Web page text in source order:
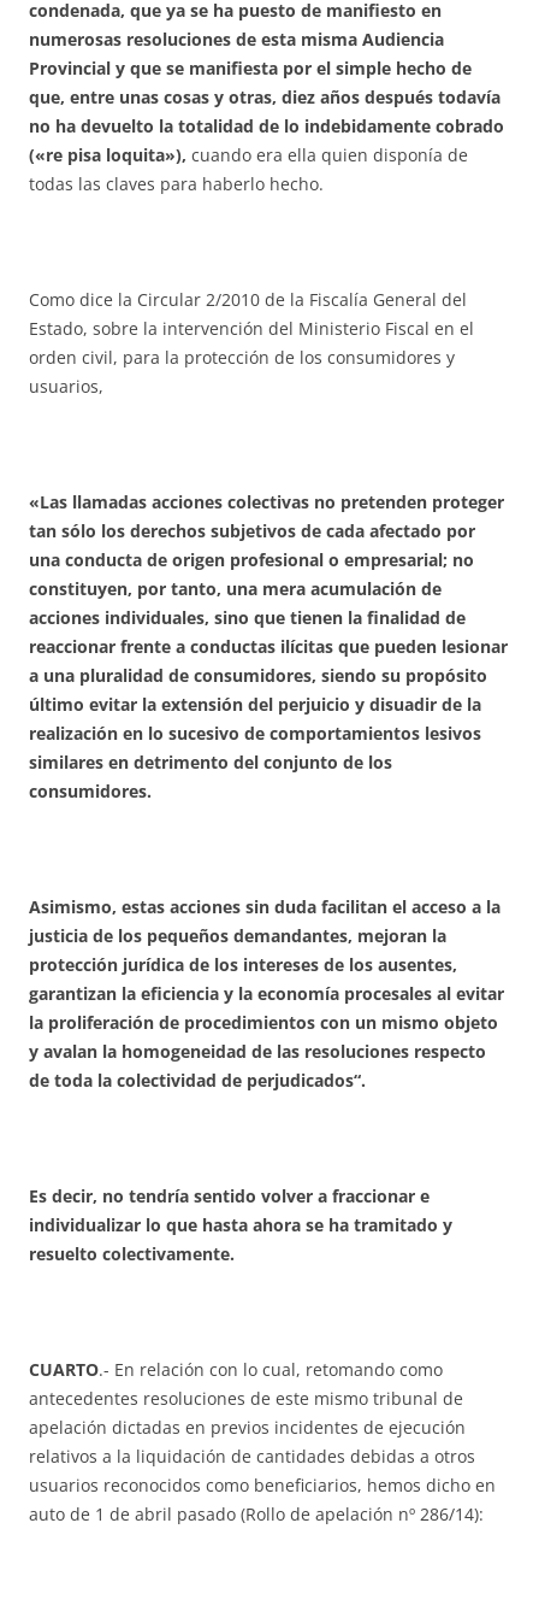
condenada, que ya se ha puesto de manifiesto en
numerosas resoluciones de esta misma Audiencia
Provincial y que se manifiesta por el simple hecho de
que, entre unas cosas y otras, diez años después todavía
no ha devuelto la totalidad de lo indebidamente cobrado
(«re pisa loquita»), cuando era ella quien disponía de
todas las claves para haberlo hecho.
Como dice la Circular 2/2010 de la Fiscalía General del
Estado, sobre la intervención del Ministerio Fiscal en el
orden civil, para la protección de los consumidores y
usuarios,
«Las llamadas acciones colectivas no pretenden proteger
tan sólo los derechos subjetivos de cada afectado por
una conducta de origen profesional o empresarial; no
constituyen, por tanto, una mera acumulación de
acciones individuales, sino que tienen la finalidad de
reaccionar frente a conductas ilícitas que pueden lesionar
a una pluralidad de consumidores, siendo su propósito
último evitar la extensión del perjuicio y disuadir de la
realización en lo sucesivo de comportamientos lesivos
similares en detrimento del conjunto de los
consumidores.
Asimismo, estas acciones sin duda facilitan el acceso a la
justicia de los pequeños demandantes, mejoran la
protección jurídica de los intereses de los ausentes,
garantizan la eficiencia y la economía procesales al evitar
la proliferación de procedimientos con un mismo objeto
y avalan la homogeneidad de las resoluciones respecto
de toda la colectividad de perjudicados“.
Es decir, no tendría sentido volver a fraccionar e
individualizar lo que hasta ahora se ha tramitado y
resuelto colectivamente.
CUARTO.- En relación con lo cual, retomando como
antecedentes resoluciones de este mismo tribunal de
apelación dictadas en previos incidentes de ejecución
relativos a la liquidación de cantidades debidas a otros
usuarios reconocidos como beneficiarios, hemos dicho en
auto de 1 de abril pasado (Rollo de apelación nº 286/14):